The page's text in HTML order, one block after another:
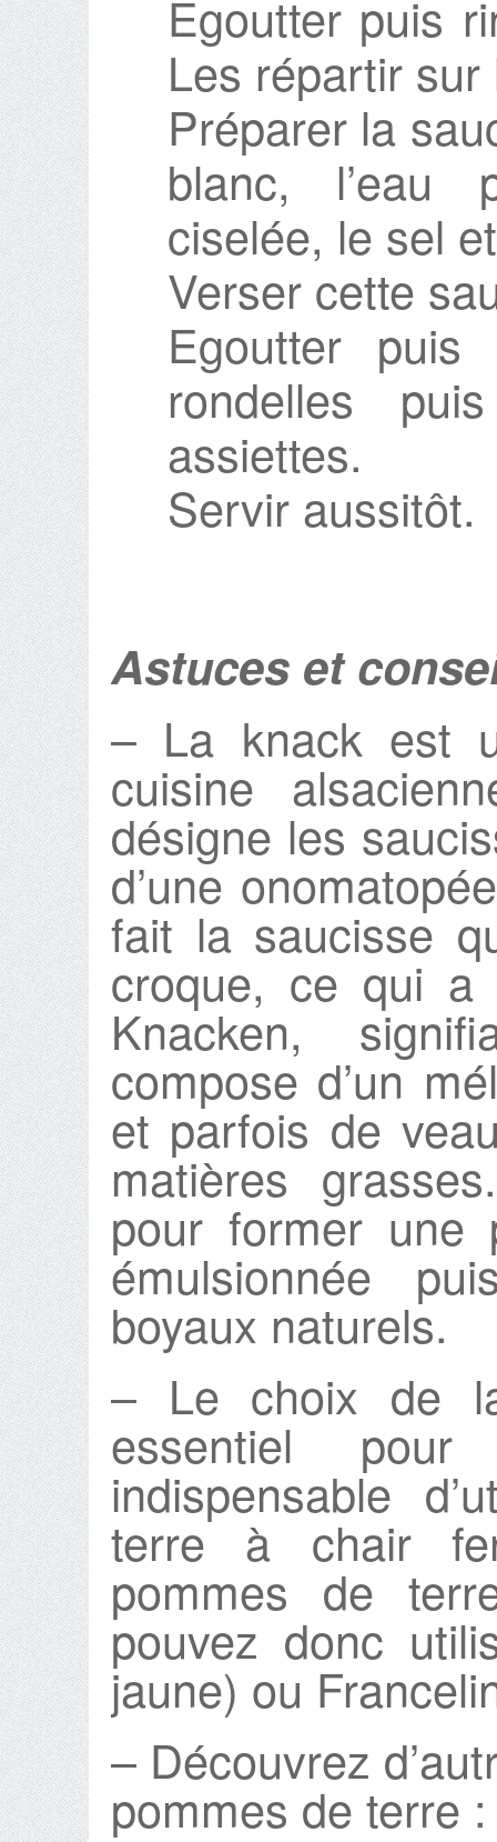
Egoutter puis
Les répartir
Préparer la
blanc, l’eau
ciselée, le sel
Verser cette
Egoutter
rondelles
assiettes.
Servir aussitôt.
Astuces et
– La knack est
cuisine
désigne les
d’une
fait la saucisse
croque, ce qui a
Knacken,
compose d’un
et parfois de
matières
pour former une
émulsionnée
boyaux naturels.
– Le choix de
essentiel
indispensable
terre à chair
pommes de
pouvez donc
jaune) ou
– Découvrez
pommes de terre :